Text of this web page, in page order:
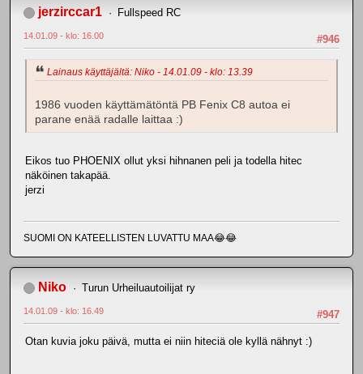
jerzirccar1 Fullspeed RC
#946
14.01.09 - klo: 16.00
Lainaus käyttäjältä: Niko - 14.01.09 - klo: 13.39
1986 vuoden käyttämätöntä PB Fenix C8 autoa ei
parane enää radalle laittaa :)
Eikos tuo PHOENIX ollut yksi hihnanen peli ja todella hitec
näköinen takapää.
jerzi
SUOMI ON KATEELLISTEN LUVATTU MAA😂😂
Niko Turun Urheiluautoilijat ry
#947
14.01.09 - klo: 16.49
Otan kuvia joku päivä, mutta ei niin hiteciä ole kyllä nähnyt :)